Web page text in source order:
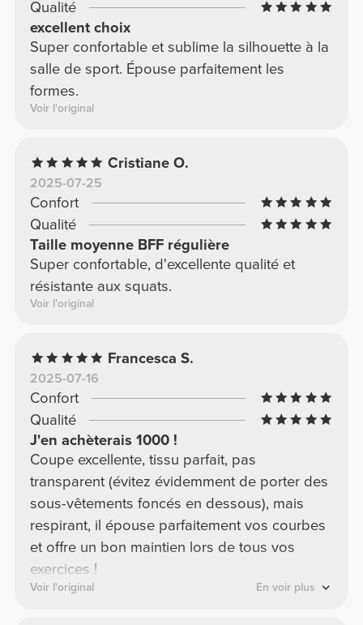
Qualité
excellent choix
Super confortable et sublime la silhouette à la
salle de sport. Épouse parfaitement les
formes.
Voir l'original
Cristiane O.
2025-07-25
Confort
Qualité
Taille moyenne BFF régulière
Super confortable, d'excellente qualité et
résistante aux squats.
Voir l'original
Francesca S.
2025-07-16
Confort
Qualité
J'en achèterais 1000 !
Coupe excellente, tissu parfait, pas
transparent (évitez évidemment de porter des
sous-vêtements foncés en dessous), mais
respirant, il épouse parfaitement vos courbes
et offre un bon maintien lors de tous vos
exercices !
Voir l'original En voir plus